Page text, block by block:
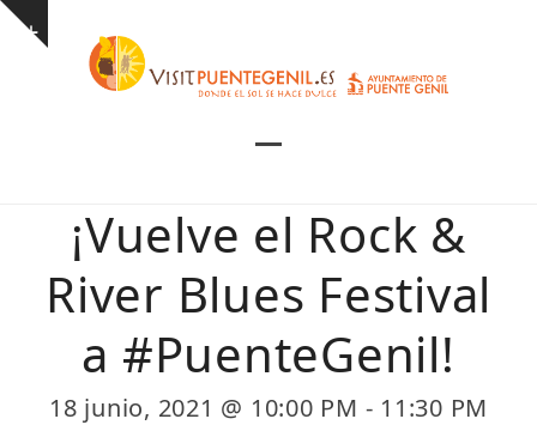
Skip
Show
mobile
menu
mobile
menu
¡Vuelve el Rock &
River Blues Festival
a #PuenteGenil!
18 junio, 2021 @ 10:00 PM - 11:30 PM